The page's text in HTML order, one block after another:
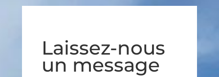
Laissez-nous
un message